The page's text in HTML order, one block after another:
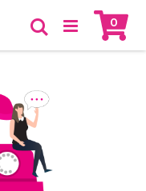
0
Zoeken